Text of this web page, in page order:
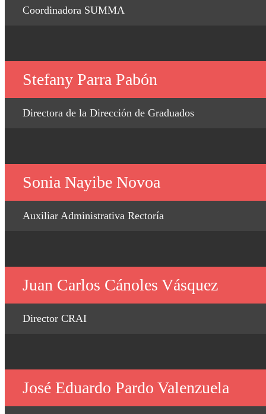
Coordinadora SUMMA
Stefany Parra Pabón
Directora de la Dirección de Graduados
Sonia Nayibe Novoa
Auxiliar Administrativa Rectoría
Juan Carlos Cánoles Vásquez
Director CRAI
José Eduardo Pardo Valenzuela